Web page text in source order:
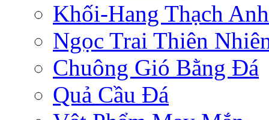
Khối-Hang Thạch Anh
Ngọc Trai Thiên
Chuông Gió Bằng Đá
Quả Cầu Đá